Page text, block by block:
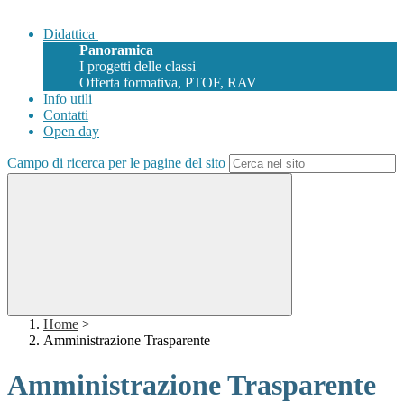
Didattica
Panoramica
I progetti delle classi
Offerta formativa, PTOF, RAV
Info utili
Contatti
Open day
Campo di ricerca per le pagine del sito
Home >
Amministrazione Trasparente
Amministrazione Trasparente